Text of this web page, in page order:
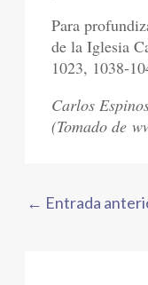
Para
de la Iglesia
1023, 1038-
Carlos
(Tomado de
← Entrada